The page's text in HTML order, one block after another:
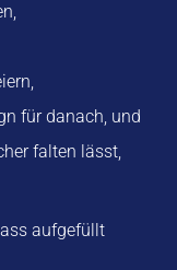
für danach, und
falten lässt,
aufgefüllt